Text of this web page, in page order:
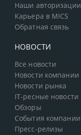
Наши авторизации
Карьера в MICS
Обратная связь
НОВОСТИ
Все новости
Новости компании
Новости рынка
IT-ресные новости
Обзоры
События компании
Пресс-релизы